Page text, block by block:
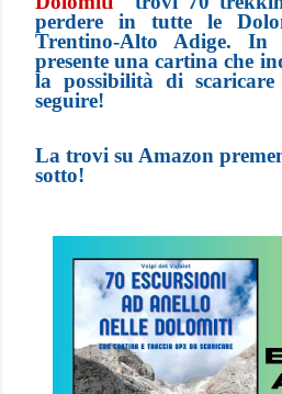
perdere in tutte le
Trentino-Alto Adige. In
presente una cartina che
la possibilità di
seguire!
La trovi su Amazon
sotto!